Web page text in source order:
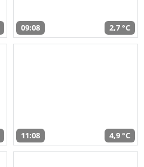
09:08 2,7 °C
11:08 4,9 °C